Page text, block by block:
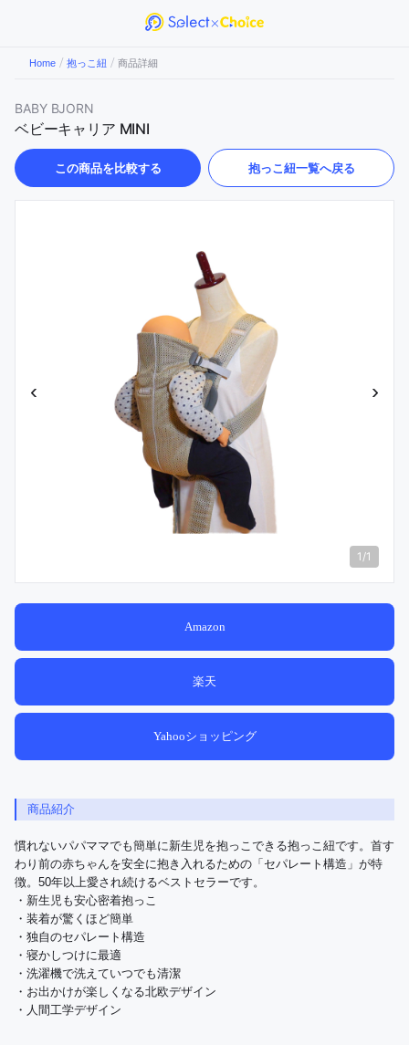
Home / 抱っこ紐 / 商品詳細
BABY BJORN
ベビーキャリア MINI
この商品を比較する 抱っこ紐一覧へ戻る
‹ ›
1 /1
Amazon
楽天
Yahooショッピング
商品紹介
慣れないパパママでも簡単に新生児を抱っこできる抱っこ紐です。首す
わり前の赤ちゃんを安全に抱き入れるための「セパレート構造」が特
徴。50年以上愛され続けるベストセラーです。
・新生児も安心密着抱っこ
・装着が驚くほど簡単
・独自のセパレート構造
・寝かしつけに最適
・洗濯機で洗えていつでも清潔
・お出かけが楽しくなる北欧デザイン
・人間工学デザイン